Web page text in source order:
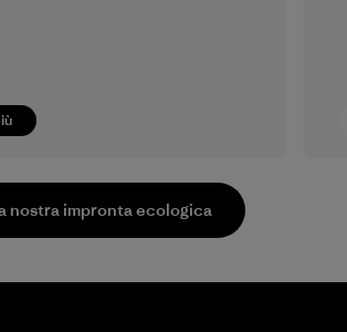
nostra impronta ecologica